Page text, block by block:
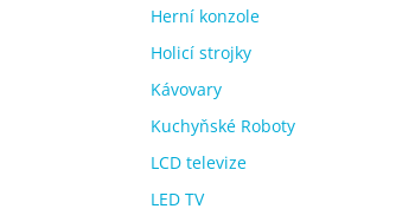
Herní konzole
Holicí strojky
Kávovary
Kuchyňské Roboty
LCD televize
LED TV